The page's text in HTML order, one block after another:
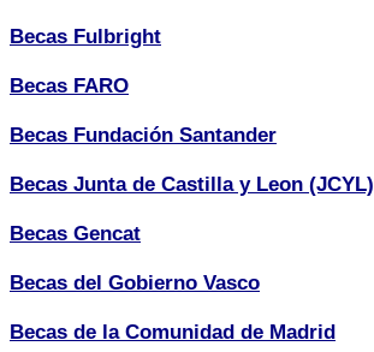
Becas Fulbright
Becas FARO
Becas Fundación Santander
Becas Junta de Castilla y Leon (JCYL)
Becas Gencat
Becas del Gobierno Vasco
Becas de la Comunidad de Madrid